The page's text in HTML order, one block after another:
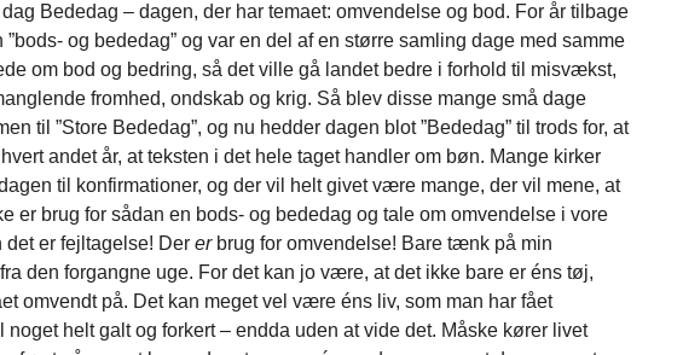
Bededag – dagen, der har temaet: omvendelse og bod. For år tilbage
”bods- og bededag” og var en del af en større samling dage med samme
om bod og bedring, så det ville gå landet bedre i forhold til misvækst,
fromhed, ondskab og krig. Så blev disse mange små dage
til ”Store Bededag”, og nu hedder dagen blot ”Bededag” til trods for, at
andet år, at teksten i det hele taget handler om bøn. Mange kirker
til konfirmationer, og der vil helt givet være mange, der vil mene, at
er brug for sådan en bods- og bededag og tale om omvendelse i vore
det er fejltagelse! Der erbrug for omvendelse! Bare tænk på min
den forgangne uge. For det kan jo være, at det ikke bare er éns tøj,
omvendt på. Det kan meget vel være éns liv, som man har fået
noget helt galt og forkert – endda uden at vide det. Måske kører livet